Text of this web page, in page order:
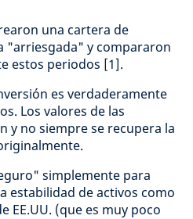
una cartera de
"arriesgada" y compararon
estos periodos [1].
es verdaderamente
Los valores de las
y no siempre se recupera la
simplemente para
estabilidad de activos como
EE.UU. (que es muy poco